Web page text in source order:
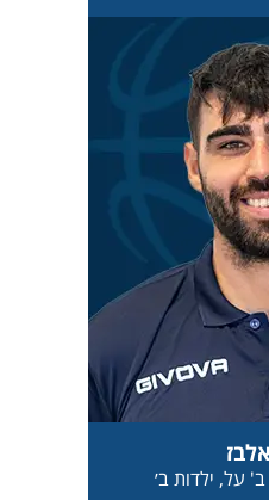
על, ילדות ב׳